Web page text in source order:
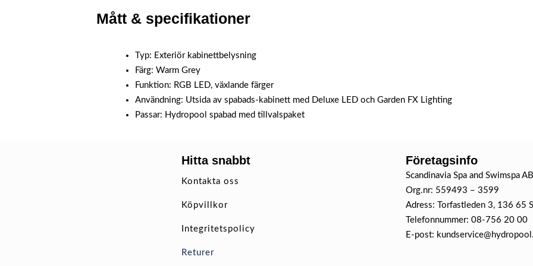
Mått & specifikationer
Typ: Exteriör kabinettbelysning
Färg: Warm Grey
Funktion: RGB LED, växlande färger
Användning: Utsida av spabads-kabinett med Deluxe LED och Garden FX Lighting
Passar: Hydropool spabad med tillvalspaket
Hitta snabbt
Kontakta oss
Köpvillkor
Integritetspolicy
Returer
Företagsinfo
Scandinavia Spa and Swimspa AB
Org.nr: 559493 – 3599
Adress: Torfastleden 3, 136 65
Telefonnummer: 08-756 20 00
E-post: